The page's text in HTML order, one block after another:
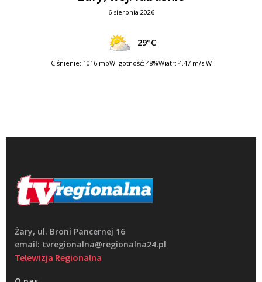
6 sierpnia 2026
29°C
Ciśnienie: 1016 mbWilgotność: 48%Wiatr: 4.47 m/s W
Żary, ul. Broni Pancernej 16
email: tvregionalna@regionalna24.pl
Telewizja Regionalna